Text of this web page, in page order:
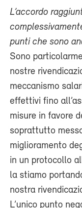
L’accordo
punti che sono
Sono
nostre
meccanismo
effettivi fino
misure in favore
soprattutto
miglioramento
in un protocollo
la stiamo
nostra
L’unico punto